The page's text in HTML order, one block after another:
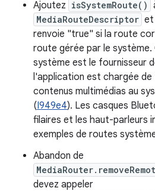
Ajoutez isSystemRoute()
MediaRouteDescriptor et
renvoie "true" si la route
route gérée par le système.
système est le fournisseur
l'application est chargée de
contenus multimédias au
(I949e4). Les casques
filaires et les haut-parleurs
exemples de routes
Abandon de
devez appeler